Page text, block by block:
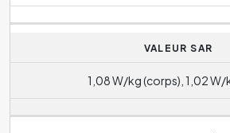
VALEUR SAR
1,08 W/kg (corps), 1,02 W/